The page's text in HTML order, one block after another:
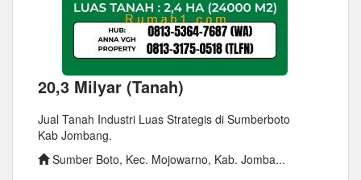
20,3 Milyar (Tanah)
Jual Tanah Industri Luas Strategis di Sumberboto
Kab Jombang.
Sumber Boto, Kec. Mojowarno, Kab. Jomba...